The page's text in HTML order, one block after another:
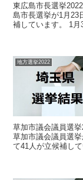
東広島市長選挙
島市長選挙が1月23
補しています。 1
地方選挙2022
草加市議会議員選
草加市議会議員選
て41人が立候補し